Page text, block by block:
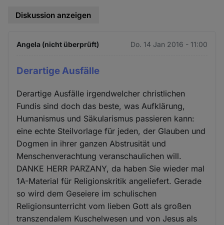
Diskussion anzeigen
Angela (nicht überprüft) Do. 14 Jan 2016 - 11:00
Derartige Ausfälle
Derartige Ausfälle irgendwelcher christlichen
Fundis sind doch das beste, was Aufklärung,
Humanismus und Säkularismus passieren kann:
eine echte Steilvorlage für jeden, der Glauben und
Dogmen in ihrer ganzen Abstrusität und
Menschenverachtung veranschaulichen will.
DANKE HERR PARZANY, da haben Sie wieder mal
1A-Material für Religionskritik angeliefert. Gerade
so wird dem Geseiere im schulischen
Religionsunterricht vom lieben Gott als großen
transzendalem Kuschelwesen und von Jesus als